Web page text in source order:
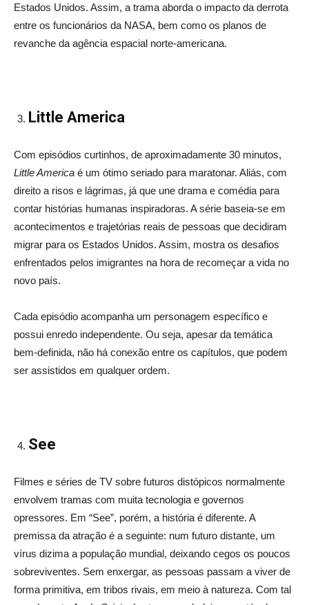
Estados Unidos. Assim, a trama aborda o impacto da derrota
entre os funcionários da NASA, bem como os planos de
revanche da agência espacial norte-americana.
Little America
Com episódios curtinhos, de aproximadamente 30 minutos,
Little America é um ótimo seriado para maratonar. Aliás, com
direito a risos e lágrimas, já que une drama e comédia para
contar histórias humanas inspiradoras. A série baseia-se em
acontecimentos e trajetórias reais de pessoas que decidiram
migrar para os Estados Unidos. Assim, mostra os desafios
enfrentados pelos imigrantes na hora de recomeçar a vida no
novo país.
Cada episódio acompanha um personagem específico e
possui enredo independente. Ou seja, apesar da temática
bem-definida, não há conexão entre os capítulos, que podem
ser assistidos em qualquer ordem.
See
Filmes e séries de TV sobre futuros distópicos normalmente
envolvem tramas com muita tecnologia e governos
opressores. Em “See”, porém, a história é diferente. A
premissa da atração é a seguinte: num futuro distante, um
vírus dizima a população mundial, deixando cegos os poucos
sobreviventes. Sem enxergar, as pessoas passam a viver de
forma primitiva, em tribos rivais, em meio à natureza. Com tal